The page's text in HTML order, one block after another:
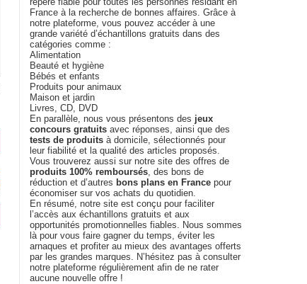
France à la recherche de bonnes affaires. Grâce à
notre plateforme, vous pouvez accéder à une
grande variété d’échantillons gratuits dans des
catégories comme :
Alimentation
Beauté et hygiène
Bébés et enfants
Produits pour animaux
Maison et jardin
Livres, CD, DVD
En parallèle, nous vous présentons des jeux
concours gratuits avec réponses, ainsi que des
tests de produits à domicile, sélectionnés pour
leur fiabilité et la qualité des articles proposés.
Vous trouverez aussi sur notre site des offres de
produits 100% remboursés, des bons de
réduction et d’autres bons plans en France pour
économiser sur vos achats du quotidien.
En résumé, notre site est conçu pour faciliter
l’accès aux échantillons gratuits et aux
opportunités promotionnelles fiables. Nous sommes
là pour vous faire gagner du temps, éviter les
arnaques et profiter au mieux des avantages offerts
par les grandes marques. N’hésitez pas à consulter
notre plateforme régulièrement afin de ne rater
aucune nouvelle offre !